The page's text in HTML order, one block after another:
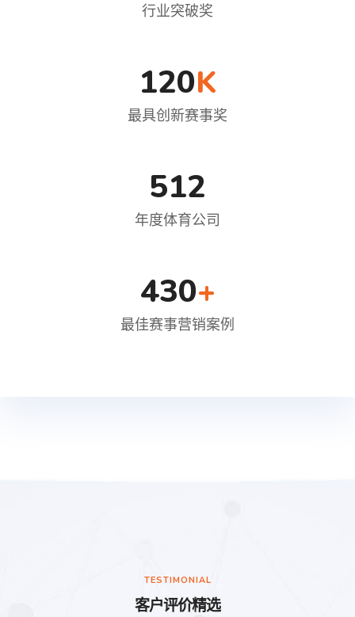
行业突破奖
120K
最具创新赛事奖
512
年度体育公司
430+
最佳赛事营销案例
TESTIMONIAL
客户评价精选